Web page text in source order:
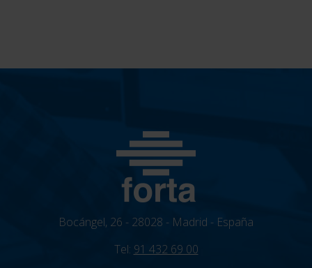
Bocángel, 26 - 28028 - Madrid - España
Tel: 91 432 69 00